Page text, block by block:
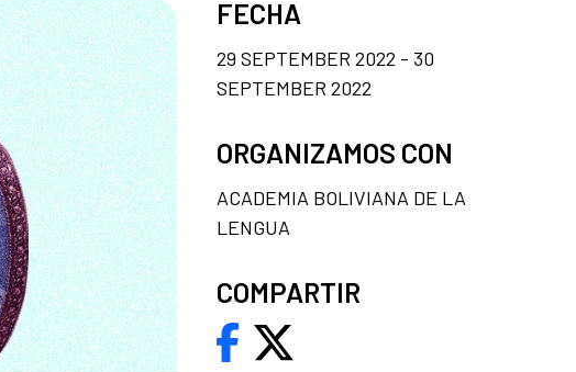
FECHA
29 SEPTEMBER 2022 - 30
SEPTEMBER 2022
ORGANIZAMOS CON
ACADEMIA BOLIVIANA DE LA
LENGUA
COMPARTIR